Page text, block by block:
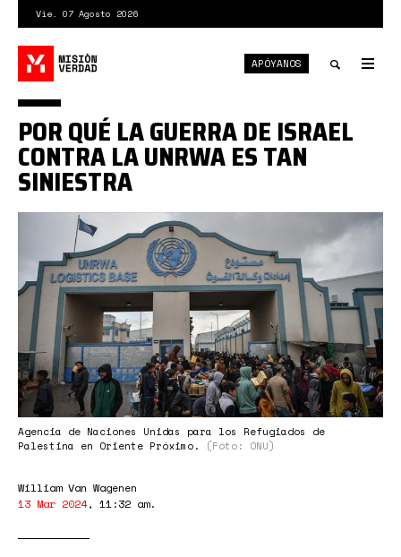
contenido
principal
Vie. 07 Agosto 2026
search
APÓYANOS
Agencia de Naciones Unidas para los Refugiados de
Palestina en Oriente Próximo.
(Foto: ONU)
POR QUÉ LA GUERRA DE ISRAEL
CONTRA LA UNRWA ES TAN
SINIESTRA
William Van Wagenen
13 Mar 2024, 11:32 am.